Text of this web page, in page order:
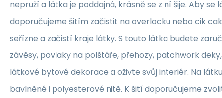
nepruží a látka je poddajná, krásně se z ní šije. Aby se
doporučujeme šitím začistit na overlocku nebo cik
seřízne a začistí kraje látky. S touto látka budete
závěsy, povlaky na polštáře, přehozy, patchwork
látkové bytové dekorace a oživte svůj interiér. Na
bavlněné i polyesterové nitě. K šití doporučujeme